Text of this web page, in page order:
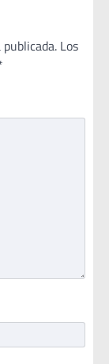
Los